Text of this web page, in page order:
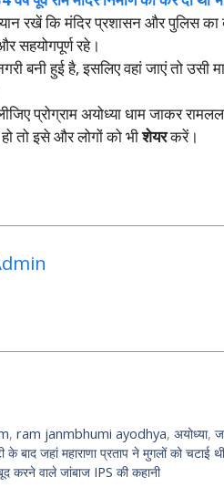
रखें कि मंदिर प्रशासन और पुलिस का
सहयोगपूर्ण रहे।
बनी हुई है, इसलिए वहां जाएं तो
प्रोग्राम अयोध्या धाम जाकर
तो इसे और लोगों को भीशेयरकरें।
,ram janmbhumi ayodhya,अयोध्या,
के बाद जहां महाराणा प्रताप ने मुगलों को चटाई
करने वाले जांबाज IPS की कहानी